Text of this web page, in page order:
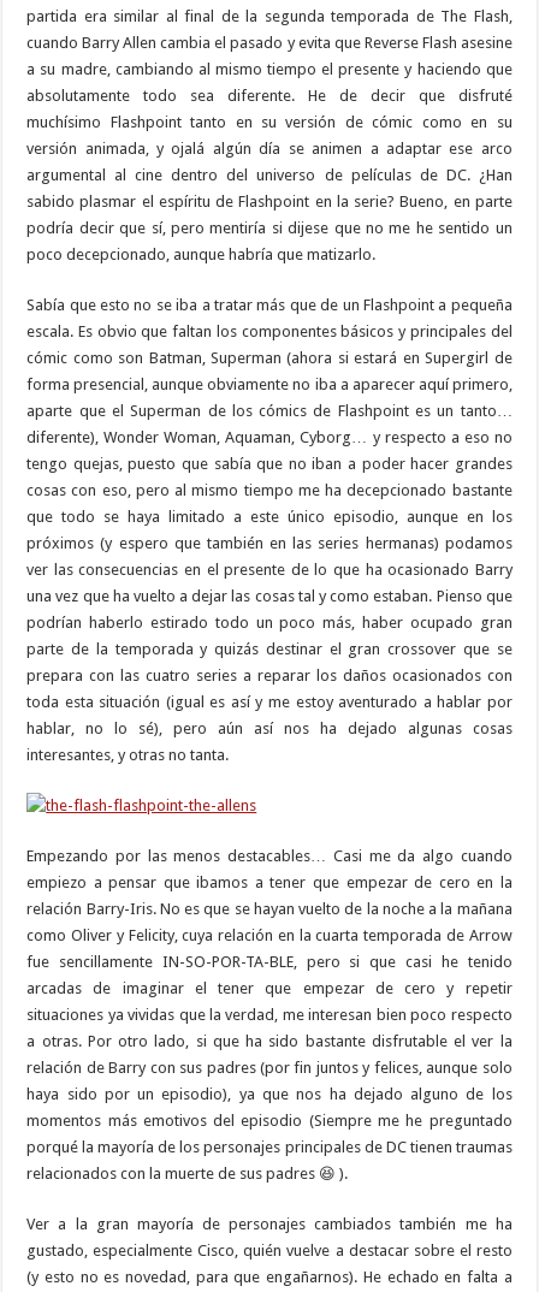
partida era similar al final de la segunda temporada de The Flash,
cuando Barry Allen cambia el pasado y evita que Reverse Flash asesine
a su madre, cambiando al mismo tiempo el presente y haciendo que
absolutamente todo sea diferente. He de decir que disfruté
muchísimo Flashpoint tanto en su versión de cómic como en su
versión animada, y ojalá algún día se animen a adaptar ese arco
argumental al cine dentro del universo de películas de DC. ¿Han
sabido plasmar el espíritu de Flashpoint en la serie? Bueno, en parte
podría decir que sí, pero mentiría si dijese que no me he sentido un
poco decepcionado, aunque habría que matizarlo.
Sabía que esto no se iba a tratar más que de un Flashpoint a pequeña
escala. Es obvio que faltan los componentes básicos y principales del
cómic como son Batman, Superman (ahora si estará en Supergirl de
forma presencial, aunque obviamente no iba a aparecer aquí primero,
aparte que el Superman de los cómics de Flashpoint es un tanto…
diferente), Wonder Woman, Aquaman, Cyborg… y respecto a eso no
tengo quejas, puesto que sabía que no iban a poder hacer grandes
cosas con eso, pero al mismo tiempo me ha decepcionado bastante
que todo se haya limitado a este único episodio, aunque en los
próximos (y espero que también en las series hermanas) podamos
ver las consecuencias en el presente de lo que ha ocasionado Barry
una vez que ha vuelto a dejar las cosas tal y como estaban. Pienso que
podrían haberlo estirado todo un poco más, haber ocupado gran
parte de la temporada y quizás destinar el gran crossover que se
prepara con las cuatro series a reparar los daños ocasionados con
toda esta situación (igual es así y me estoy aventurado a hablar por
hablar, no lo sé), pero aún así nos ha dejado algunas cosas
interesantes, y otras no tanta.
Empezando por las menos destacables… Casi me da algo cuando
empiezo a pensar que ibamos a tener que empezar de cero en la
relación Barry-Iris. No es que se hayan vuelto de la noche a la mañana
como Oliver y Felicity, cuya relación en la cuarta temporada de Arrow
fue sencillamente IN-SO-POR-TA-BLE, pero si que casi he tenido
arcadas de imaginar el tener que empezar de cero y repetir
situaciones ya vividas que la verdad, me interesan bien poco respecto
a otras. Por otro lado, si que ha sido bastante disfrutable el ver la
relación de Barry con sus padres (por fin juntos y felices, aunque solo
haya sido por un episodio), ya que nos ha dejado alguno de los
momentos más emotivos del episodio (Siempre me he preguntado
porqué la mayoría de los personajes principales de DC tienen traumas
relacionados con la muerte de sus padres 😆 ).
Ver a la gran mayoría de personajes cambiados también me ha
gustado, especialmente Cisco, quién vuelve a destacar sobre el resto
(y esto no es novedad, para que engañarnos). He echado en falta a